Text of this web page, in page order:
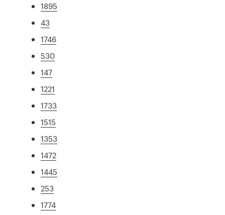
1895
43
1746
530
147
1221
1733
1515
1353
1472
1445
253
1774